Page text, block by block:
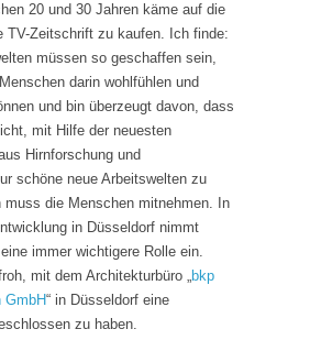
20 und 30 Jahren käme auf die
TV-Zeitschrift zu kaufen. Ich finde:
müssen so geschaffen sein,
darin wohlfühlen und
und bin überzeugt davon, dass
mit Hilfe der neuesten
Hirnforschung und
schöne neue Arbeitswelten zu
muss die Menschen mitnehmen. In
in Düsseldorf nimmt
immer wichtigere Rolle ein.
mit dem Architekturbüro „bkp
GmbH“ in Düsseldorf eine
zu haben.